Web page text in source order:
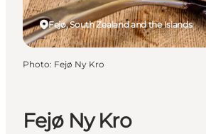
Fejø Ny Kro
Fejø, South Zealand and the Islands
Photo: Fejø Ny Kro